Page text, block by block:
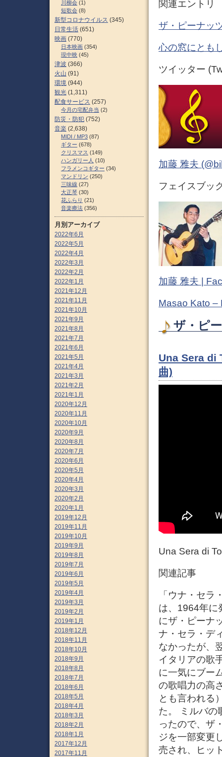
関連エントリ
ザ・ピーナッ
心の窓にとも
ツイッター
加藤 雅夫
フェイスブッ
加藤 雅夫 |
Masao Kato –
ザ・ピ
Una Sera di
曲)
Una Sera di
関連記事
「ウナ・セ
は、1964年に
にザ・ピーナ
ナ・セラ・デ
なかったが、
イタリアの歌
に一気にブー
の歌唱力の高
とも言われる
た。 ミルバの
ったので、ザ
ジを一部変更
売され、ヒッ
川柳会 (1)
短歌会 (8)
新型コロナウイルス (345)
日常生活 (651)
映画 (770)
日本映画 (354)
現中映 (45)
津波 (366)
火山 (91)
環境 (944)
観光 (1,311)
配食サービス (257)
今月の宅配弁当 (2)
防災・防犯 (752)
音楽 (2,638)
MIDI / MP3 (87)
ギター (678)
クリスマス (149)
ハンガリー人 (10)
フラメンコギター (34)
マンドリン (250)
三味線 (27)
大正琴 (30)
花ふらり (21)
音楽療法 (356)
月別アーカイブ
2022年6月
2022年5月
2022年4月
2022年3月
2022年2月
2022年1月
2021年12月
2021年11月
2021年10月
2021年9月
2021年8月
2021年7月
2021年6月
2021年5月
2021年4月
2021年3月
2021年2月
2021年1月
2020年12月
2020年11月
2020年10月
2020年9月
2020年8月
2020年7月
2020年6月
2020年5月
2020年4月
2020年3月
2020年2月
2020年1月
2019年12月
2019年11月
2019年10月
2019年9月
2019年8月
2019年7月
2019年6月
2019年5月
2019年4月
2019年3月
2019年2月
2019年1月
2018年12月
2018年11月
2018年10月
2018年9月
2018年8月
2018年7月
2018年6月
2018年5月
2018年4月
2018年3月
2018年2月
2018年1月
2017年12月
2017年11月